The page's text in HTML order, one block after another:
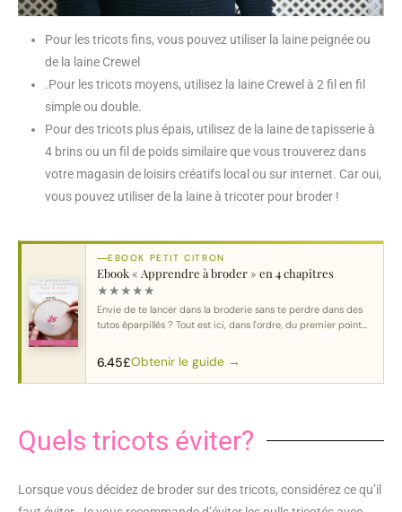
Pour les tricots fins, vous pouvez utiliser la laine peignée ou
de la laine Crewel
.Pour les tricots moyens, utilisez la laine Crewel à 2 fil en fil
simple ou double.
Pour des tricots plus épais, utilisez de la laine de tapisserie à
4 brins ou un fil de poids similaire que vous trouverez dans
votre magasin de loisirs créatifs local ou sur internet. Car oui,
vous pouvez utiliser de la laine à tricoter pour broder !
EBOOK PETIT CITRON
Ebook « Apprendre à broder » en 4 chapitres
★★★★★
Envie de te lancer dans la broderie sans te perdre dans des
tutos éparpillés ? Tout est ici, dans l'ordre, du premier point
6.45£Obtenir le guide →
Quels tricots éviter?
Lorsque vous décidez de broder sur des tricots, considérez ce qu’il